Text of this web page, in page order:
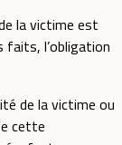
la victime est
faits, l’obligation
de la victime ou
cette